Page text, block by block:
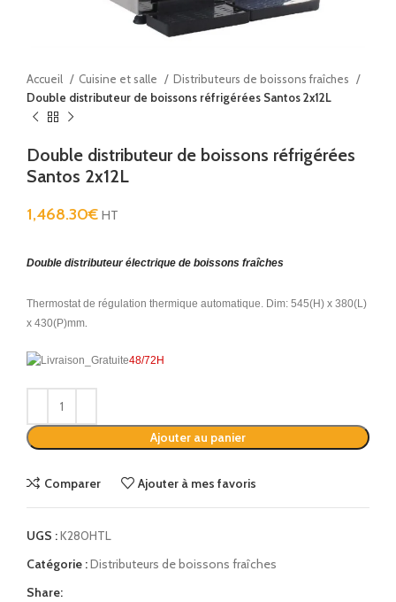
Accueil Cuisine et salle
Distributeurs de boissons fraîches
Double distributeur de boissons réfrigérées Santos 2x12L
Double distributeur de boissons réfrigérées
Santos 2x12L
1,468.30€ HT
Double distributeur électrique de boissons fraîches
Thermostat de régulation thermique automatique. Dim: 545(H) x 380(L)
x 430(P)mm.
48/72H
Ajouter au panier
Comparer Ajouter à mes favoris
UGS :K280HTL
Catégorie :Distributeurs de boissons fraîches
Share: